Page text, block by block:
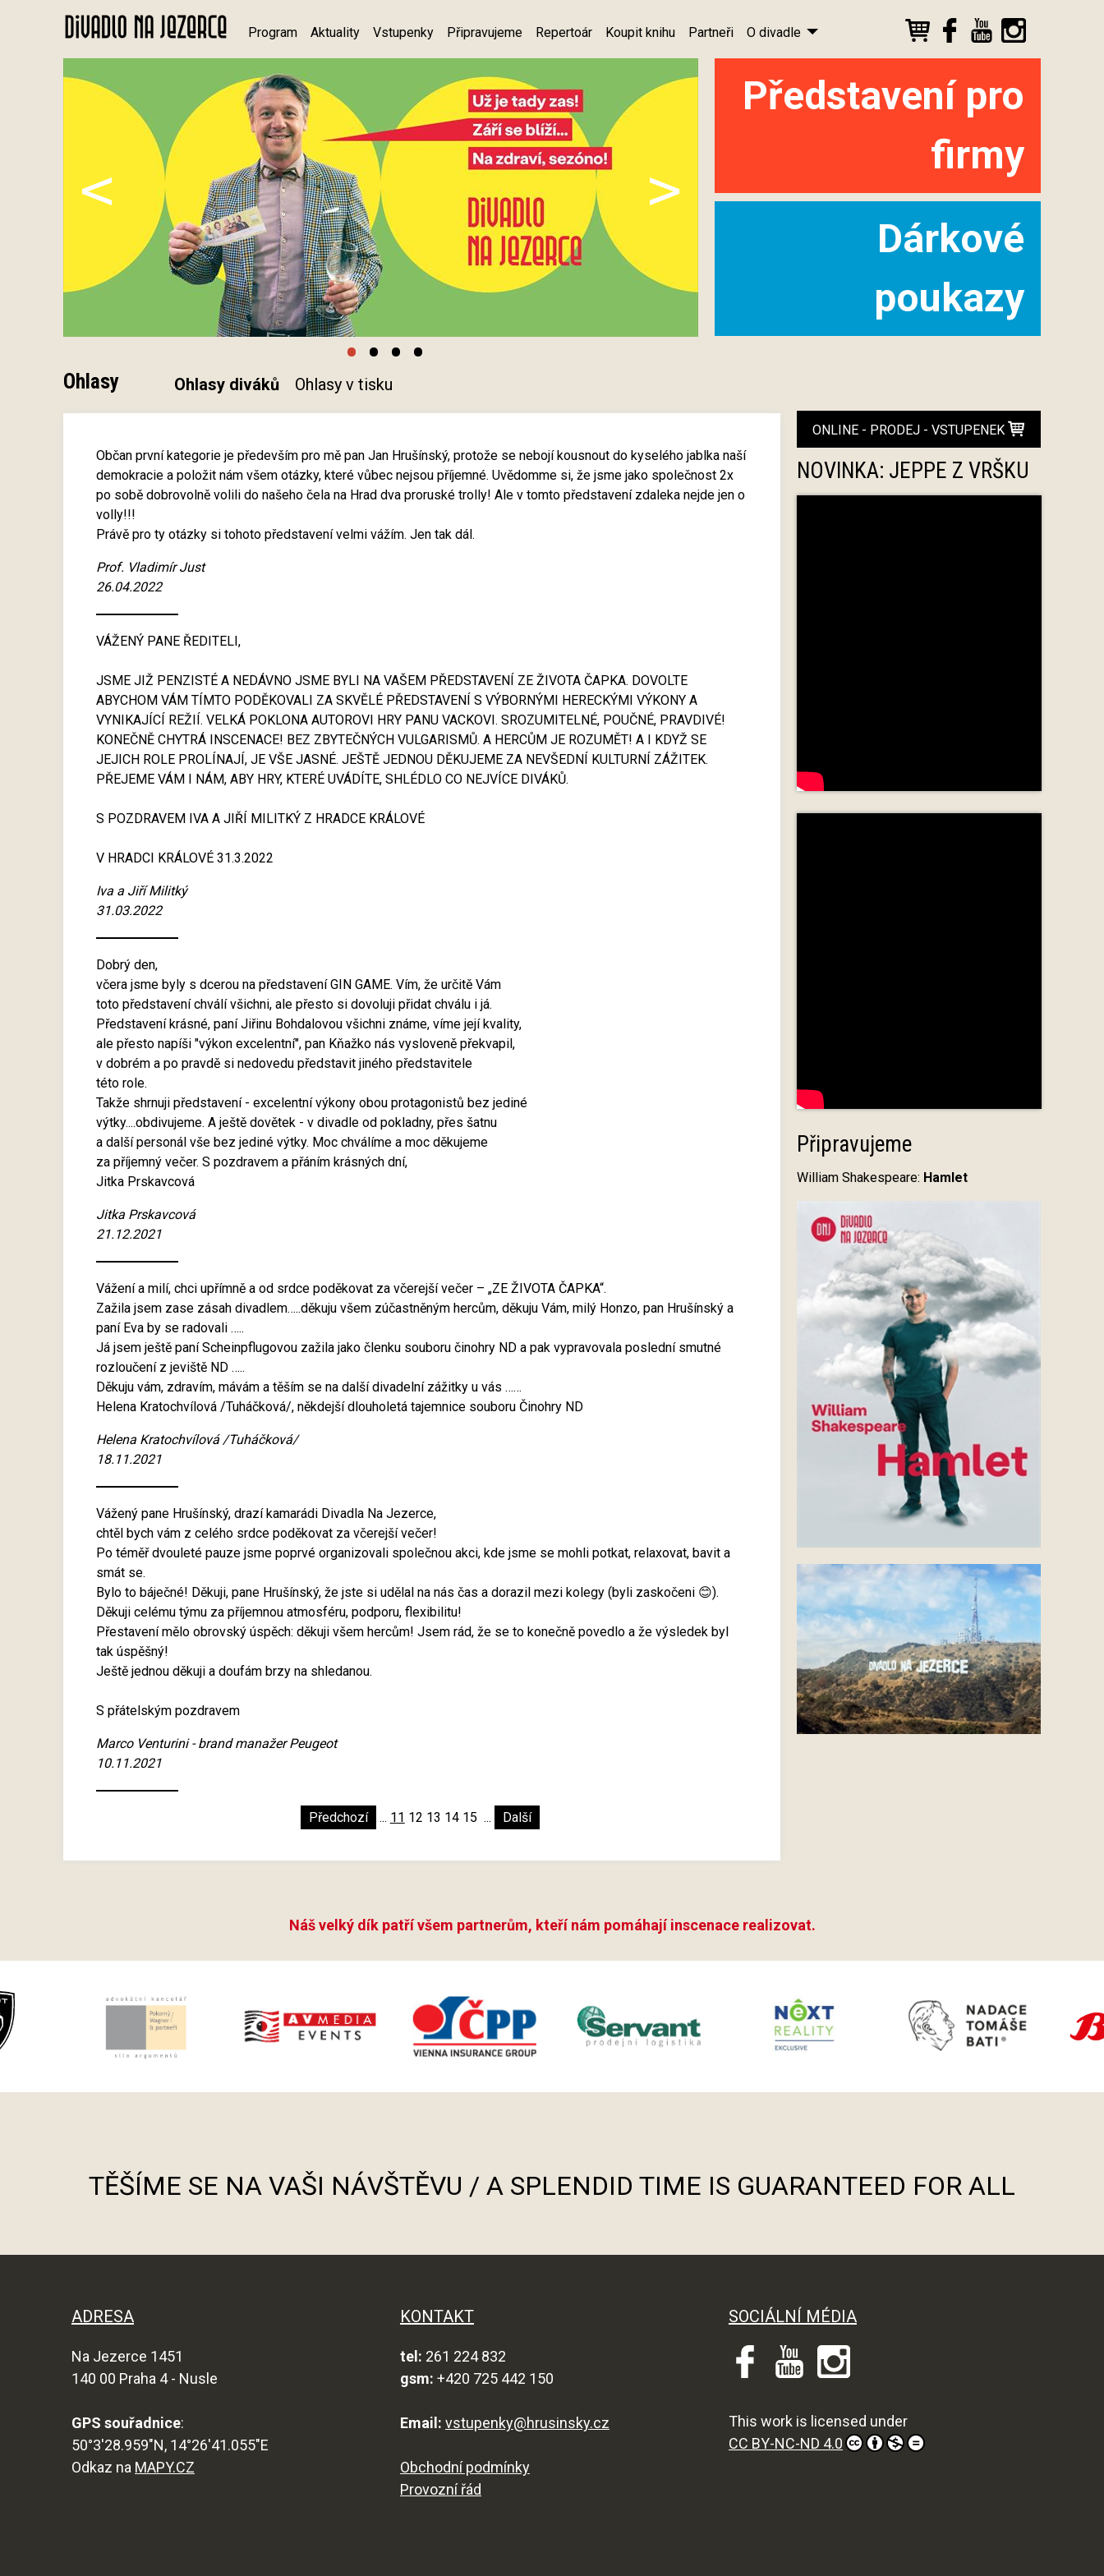
Program Aktuality Vstupenky Připravujeme Repertoár Koupit knihu Partneři O divadle
< >
Představení pro
firmy
Dárkové
poukazy
••••
Ohlasy Ohlasy diváků Ohlasy v tisku
Občan první kategorie je především pro mě pan Jan Hrušínský, protože se nebojí kousnout do kyselého jablka naší
demokracie a položit nám všem otázky, které vůbec nejsou příjemné. Uvědomme si, že jsme jako společnost 2x
po sobě dobrovolně volili do našeho čela na Hrad dva proruské trolly! Ale v tomto představení zdaleka nejde jen o
volly!!!
Právě pro ty otázky si tohoto představení velmi vážím. Jen tak dál.
Prof. Vladimír Just
26.04.2022
VÁŽENÝ PANE ŘEDITELI,
JSME JIŽ PENZISTÉ A NEDÁVNO JSME BYLI NA VAŠEM PŘEDSTAVENÍ ZE ŽIVOTA ČAPKA. DOVOLTE
ABYCHOM VÁM TÍMTO PODĚKOVALI ZA SKVĚLÉ PŘEDSTAVENÍ S VÝBORNÝMI HERECKÝMI VÝKONY A
VYNIKAJÍCÍ REŽIÍ. VELKÁ POKLONA AUTOROVI HRY PANU VACKOVI. SROZUMITELNÉ, POUČNÉ, PRAVDIVÉ!
KONEČNĚ CHYTRÁ INSCENACE! BEZ ZBYTEČNÝCH VULGARISMŮ. A HERCŮM JE ROZUMĚT! A I KDYŽ SE
JEJICH ROLE PROLÍNAJÍ, JE VŠE JASNÉ. JEŠTĚ JEDNOU DĚKUJEME ZA NEVŠEDNÍ KULTURNÍ ZÁŽITEK.
PŘEJEME VÁM I NÁM, ABY HRY, KTERÉ UVÁDÍTE, SHLÉDLO CO NEJVÍCE DIVÁKŮ.
S POZDRAVEM IVA A JIŘÍ MILITKÝ Z HRADCE KRÁLOVÉ
V HRADCI KRÁLOVÉ 31.3.2022
Iva a Jiří Militký
31.03.2022
Dobrý den,
včera jsme byly s dcerou na představení GIN GAME. Vím, že určitě Vám
toto představení chválí všichni, ale přesto si dovoluji přidat chválu i já.
Představení krásné, paní Jiřinu Bohdalovou všichni známe, víme její kvality,
ale přesto napíši "výkon excelentní", pan Kňažko nás vysloveně překvapil,
v dobrém a po pravdě si nedovedu představit jiného představitele
této role.
Takže shrnuji představení - excelentní výkony obou protagonistů bez jediné
výtky....obdivujeme. A ještě dovětek - v divadle od pokladny, přes šatnu
a další personál vše bez jediné výtky. Moc chválíme a moc děkujeme
za příjemný večer. S pozdravem a přáním krásných dní,
Jitka Prskavcová
Jitka Prskavcová
21.12.2021
Vážení a milí, chci upřímně a od srdce poděkovat za včerejší večer – „ZE ŽIVOTA ČAPKA“.
Zažila jsem zase zásah divadlem…..děkuju všem zúčastněným hercům, děkuju Vám, milý Honzo, pan Hrušínský a
paní Eva by se radovali …..
Já jsem ještě paní Scheinpflugovou zažila jako členku souboru činohry ND a pak vypravovala poslední smutné
rozloučení z jeviště ND …..
Děkuju vám, zdravím, mávám a těším se na další divadelní zážitky u vás ……
Helena Kratochvílová /Tuháčková/, někdejší dlouholetá tajemnice souboru Činohry ND
Helena Kratochvílová /Tuháčková/
18.11.2021
Vážený pane Hrušínský, drazí kamarádi Divadla Na Jezerce,
chtěl bych vám z celého srdce poděkovat za včerejší večer!
Po téměř dvouleté pauze jsme poprvé organizovali společnou akci, kde jsme se mohli potkat, relaxovat, bavit a
smát se.
Bylo to báječné! Děkuji, pane Hrušínský, že jste si udělal na nás čas a dorazil mezi kolegy (byli zaskočeni 😊).
Děkuji celému týmu za příjemnou atmosféru, podporu, flexibilitu!
Přestavení mělo obrovský úspěch: děkuji všem hercům! Jsem rád, že se to konečně povedlo a že výsledek byl
tak úspěšný!
Ještě jednou děkuji a doufám brzy na shledanou.
S přátelským pozdravem
Marco Venturini - brand manažer Peugeot
10.11.2021
Předchozí ... 11 12 13 14 15 ... Další
ONLINE - PRODEJ - VSTUPENEK
NOVINKA: JEPPE Z VRŠKU
Připravujeme
William Shakespeare: Hamlet
Náš velký dík patří všem partnerům, kteří nám pomáhají inscenace realizovat.
TĚŠÍME SE NA VAŠI NÁVŠTĚVU / A SPLENDID TIME IS GUARANTEED FOR ALL
ADRESA
Na Jezerce 1451
140 00 Praha 4 - Nusle
GPS souřadnice:
50°3'28.959"N, 14°26'41.055"E
Odkaz na MAPY.CZ
KONTAKT
tel: 261 224 832
gsm: +420 725 442 150
Email: vstupenky@hrusinsky.cz
Obchodní podmínky
Provozní řád
SOCIÁLNÍ MÉDIA
This work is licensed under
CC BY-NC-ND 4.0